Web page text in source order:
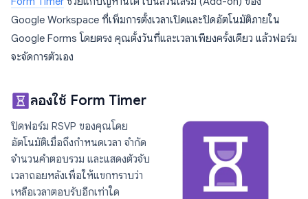
Google Workspace ที่เพิ่มการตั้งเวลาเปิดและปิดอัตโนมัติภายใน
Google Forms โดยตรง คุณตั้งวันที่และเวลาเพียงครั้งเดียว แล้วฟอร์ม
จะจัดการตัวเอง
ลองใช้ Form Timer
ปิดฟอร์ม RSVP ของคุณโดย
อัตโนมัติเมื่อถึงกำหนดเวลา จำกัด
จำนวนคำตอบรวม และแสดงตัวจับ
เวลาถอยหลังเพื่อให้แขกทราบว่า
เหลือเวลาตอบรับอีกเท่าใด